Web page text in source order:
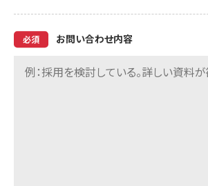
お問い合わせ内容